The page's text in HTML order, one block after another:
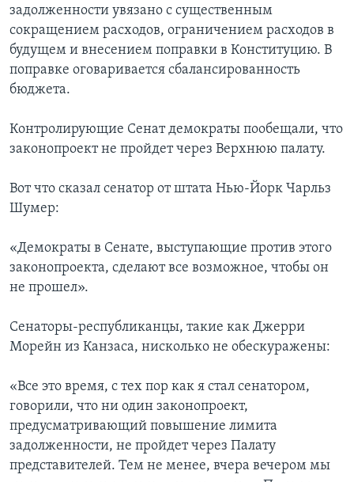
задолженности увязано с существенным
сокращением расходов, ограничением расходов в
будущем и внесением поправки в Конституцию. В
поправке оговаривается сбалансированность
бюджета.
Контролирующие Сенат демократы пообещали, что
законопроект не пройдет через Верхнюю палату.
Вот что сказал сенатор от штата Нью-Йорк Чарльз
Шумер:
«Демократы в Сенате, выступающие против этого
законопроекта, сделают все возможное, чтобы он
не прошел».
Сенаторы-республиканцы, такие как Джерри
Морейн из Канзаса, нисколько не обескуражены:
«Все это время, с тех пор как я стал сенатором,
говорили, что ни один законопроект,
предусматривающий повышение лимита
задолженности, не пройдет через Палату
представителей. Тем не менее, вчера вечером мы